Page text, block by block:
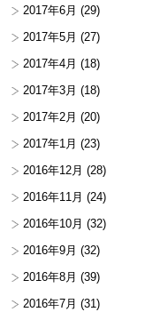
2017年6月 (29)
2017年5月 (27)
2017年4月 (18)
2017年3月 (18)
2017年2月 (20)
2017年1月 (23)
2016年12月 (28)
2016年11月 (24)
2016年10月 (32)
2016年9月 (32)
2016年8月 (39)
2016年7月 (31)